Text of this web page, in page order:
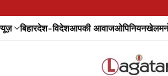
बिहारदेश-विदेशआपकी आवाजओपिनियनखेल